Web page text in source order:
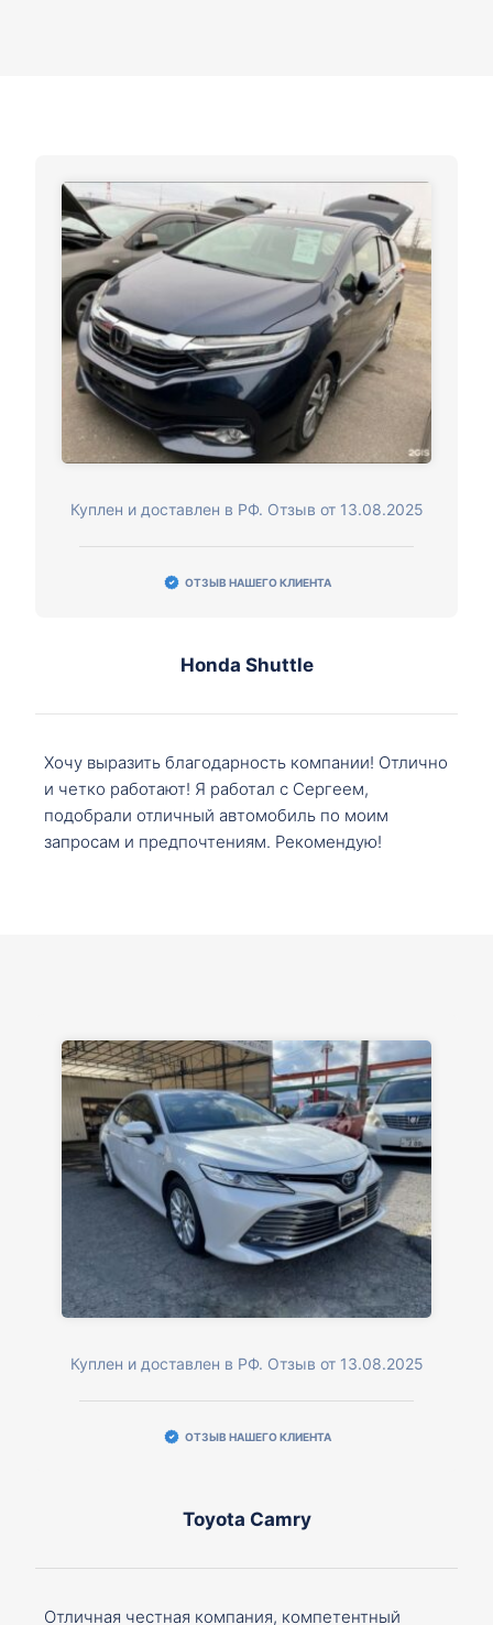
Куплен и доставлен в РФ. Отзыв от 13.08.2025
ОТЗЫВ НАШЕГО КЛИЕНТА
Honda Shuttle
Хочу выразить благодарность компании! Отлично
и четко работают! Я работал с Сергеем,
подобрали отличный автомобиль по моим
запросам и предпочтениям. Рекомендую!
Куплен и доставлен в РФ. Отзыв от 13.08.2025
ОТЗЫВ НАШЕГО КЛИЕНТА
Toyota Camry
Отличная честная компания, компетентный